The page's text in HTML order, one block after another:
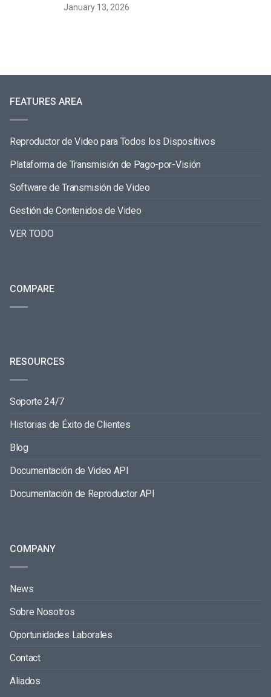
January 13, 2026
FEATURES AREA
Reproductor de Video para Todos los Dispositivos
Plataforma de Transmisión de Pago-por-Visión
Software de Transmisión de Video
Gestión de Contenidos de Video
VER TODO
COMPARE
RESOURCES
Soporte 24/7
Historias de Éxito de Clientes
Blog
Documentación de Video API
Documentación de Reproductor API
COMPANY
News
Sobre Nosotros
Oportunidades Laborales
Contact
Aliados